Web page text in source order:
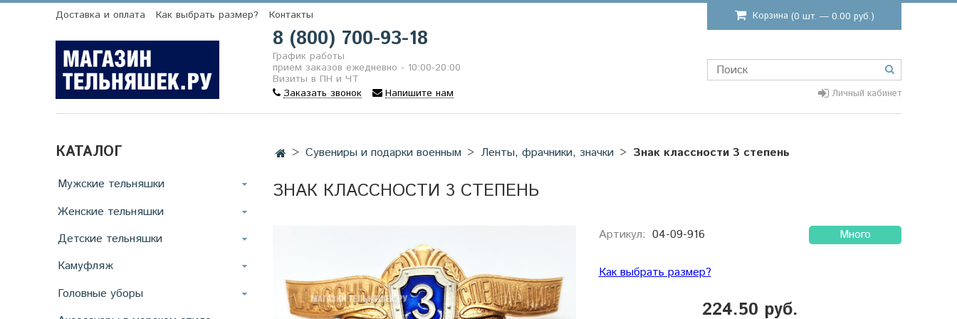
Доставка и оплата Как выбрать размер? Контакты Корзина (0 шт. — 0.00 руб.)
8 (800) 700-93-18
График работы
прием заказов ежедневно - 10:00-20:00
Визиты в ПН и ЧТ
Заказать звонок
Напишите нам Личный кабинет
Сувениры и подарки военным Ленты, фрачники, значки Знак классности 3 степень
ЗНАК КЛАССНОСТИ 3 СТЕПЕНЬ
Артикул: 04-09-916 Много
Как выбрать размер?
224.50 руб.
КАТАЛОГ
Мужские тельняшки
Женские тельняшки
Детские тельняшки
Камуфляж
Головные уборы